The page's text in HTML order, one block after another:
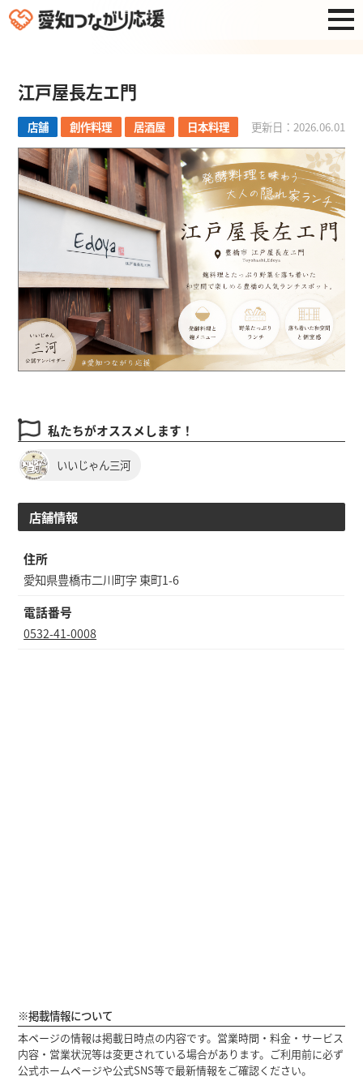
江戸屋長左エ門
店舗 創作料理 居酒屋 日本料理 更新日：2026.06.01
私たちがオススメします！
いいじゃん三河
店舗情報
住所
愛知県豊橋市二川町字 東町1-6
電話番号
0532-41-0008
※掲載情報について
本ページの情報は掲載日時点の内容です。営業時間・料金・サービス
内容・営業状況等は変更されている場合があります。ご利用前に必ず
公式ホームページや公式SNS等で最新情報をご確認ください。